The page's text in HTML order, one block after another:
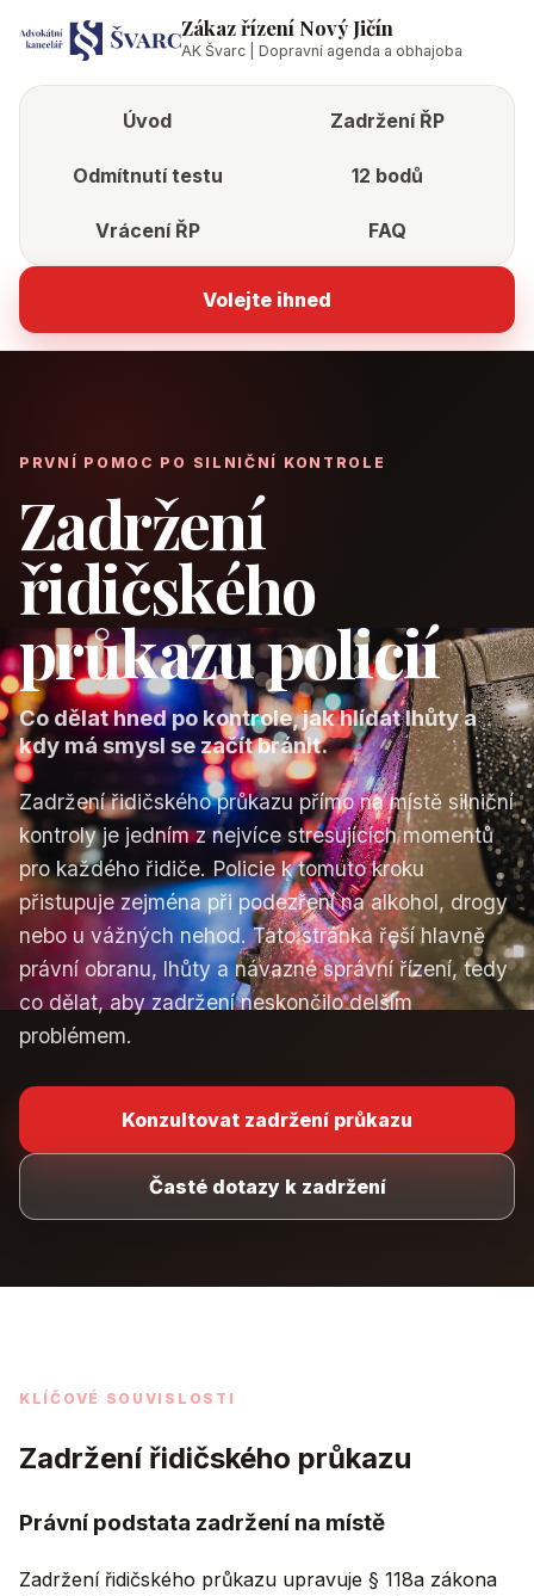
Zákaz řízení Nový Jičín
AK Švarc | Dopravní agenda a obhajoba
Úvod Zadržení ŘP
Odmítnutí testu 12 bodů
Vrácení ŘP FAQ
Volejte ihned
PRVNÍ POMOC PO SILNIČNÍ KONTROLE
Zadržení
řidičského
průkazu policií
Co dělat hned po kontrole, jak hlídat lhůty a
kdy má smysl se začít bránit.
Zadržení řidičského průkazu přímo na místě silniční
kontroly je jedním z nejvíce stresujících momentů
pro každého řidiče. Policie k tomuto kroku
přistupuje zejména při podezření na alkohol, drogy
nebo u vážných nehod. Tato stránka řeší hlavně
právní obranu, lhůty a návazné správní řízení, tedy
co dělat, aby zadržení neskončilo delším
problémem.
Konzultovat zadržení průkazu
Časté dotazy k zadržení
KLÍČOVÉ SOUVISLOSTI
Zadržení řidičského průkazu
Právní podstata zadržení na místě
Zadržení řidičského průkazu upravuje § 118a zákona